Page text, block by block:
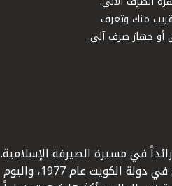
منك وتعرف
جهاز صرف آلي.
في مسيرة الصيرفة الإسلامية.
وهو أول بنك إسلامي أنشئ في دولة الكويت عام 1977، واليوم